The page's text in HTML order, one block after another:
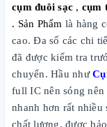
cụm đuôi sạc , cụm
. Sản Phẩm là hàng
cao. Đa số các chi
đã được kiểm tra
chuyển. Hầu như
full IC nên sóng nên
nhanh hơn rất nhiều
chất lượng, được